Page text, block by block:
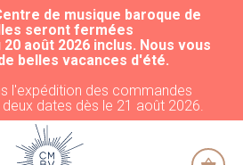
CONTENU PRINCIPAL
de musique baroque de
seront fermées
20 août 2026 inclus. Nous vous
belles vacances d'été.
l'expédition des commandes
dates dès le 21 août 2026.